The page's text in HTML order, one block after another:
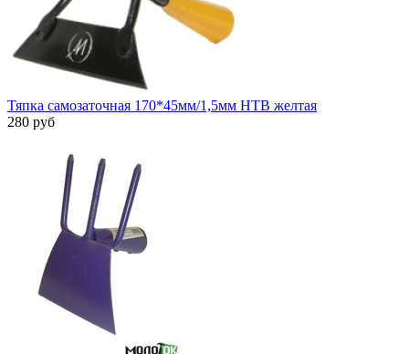
Тяпка самозаточная 170*45мм/1,5мм НТВ желтая
280 руб